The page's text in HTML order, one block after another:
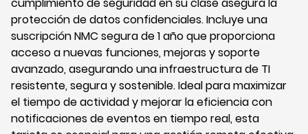
cumplimiento de seguridad en su clase asegura la
protección de datos confidenciales. Incluye una
suscripción NMC segura de 1 año que proporciona
acceso a nuevas funciones, mejoras y soporte
avanzado, asegurando una infraestructura de TI
resistente, segura y sostenible. Ideal para maximizar
el tiempo de actividad y mejorar la eficiencia con
notificaciones de eventos en tiempo real, esta